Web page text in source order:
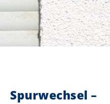
Spurwechsel –